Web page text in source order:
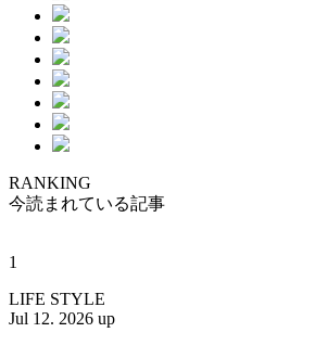
RANKING
今読まれている記事
1
LIFE STYLE
Jul 12. 2026 up